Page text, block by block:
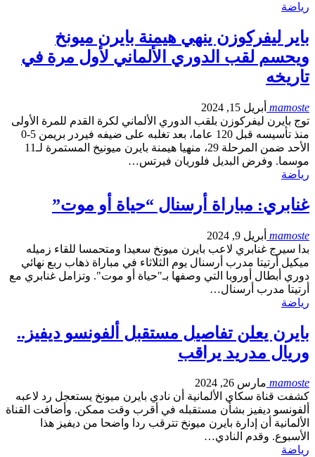
رياضة
باير ليفركوزن ينهي هيمنة بايرن ميونخ
ويحسم لقب الدوري الألماني لأول مرة في
تاريخه
mamoste أبريل 15, 2024
توج بايرن ليفركوزن بلقب الدوري الألماني لكرة القدم للمرة الأولى
منذ تأسيسه قبل 120 عاما، بعد تغلبه على ضيفه فيردر بريمن 5-0
الأحد ضمن المرحلة 29، منهيا هيمنة بايرن ميونيخ المستمرة لـ11
موسما. وفرض البديل فلوريان فيرتس…
رياضة
غنابري: مباراة أرسنال “حياة أو موت”
mamoste أبريل 9, 2024
بدا سيرج غنابري لاعب بايرن ميونخ سعيدا ومتحمسا للقاء زميله
ميكيل أرتيتا مدرب أرسنال يوم الثلاثاء في مباراة ذهاب ربع نهائي
دوري أبطال أوروبا التي وصفها بـ"حياة أو موت". وتزامل غنابري مع
أرتيتا مدرب أرسنال…
رياضة
بايرن يعلن تفاصيل مستقبل ألفونسو ديفيز..
وريال مدريد يراقب
mamoste مارس 26, 2024
كشفت قناة سكاي الألمانية أن نادي بايرن ميونخ يستعجل رد لاعبه
ألفونسو ديفيز بشأن مستقبله في أقرب وقت ممكن. وأضافت القناة
الألمانية أن إدارة بايرن ميونخ تترقب ردا واضحا من ديفيز هذا
الأسبوع. وقدم النادي…
رياضة